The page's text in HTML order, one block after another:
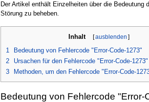
Der Artikel enthält Einzelheiten über die
Störung zu beheben.
Inhalt [ausblenden ]
1
Bedeutung von Fehlercode "Error-Code-1273"
2
Ursachen für den Fehlercode "Error-Code-1273"
3
Methoden, um den Fehlercode "Error-Code-
Bedeutung von Fehlercode "Error-